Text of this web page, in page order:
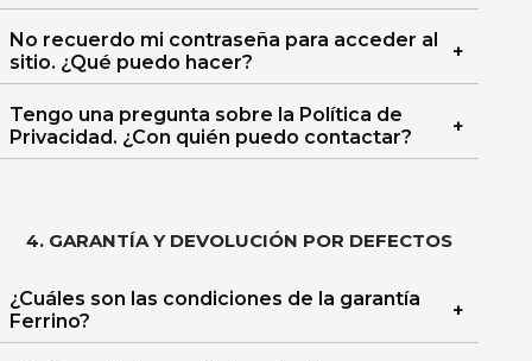
No recuerdo mi contraseña para acceder al
sitio. ¿Qué puedo hacer?
Tengo una pregunta sobre la Política de
Privacidad. ¿Con quién puedo contactar?
4. GARANTÍA Y DEVOLUCIÓN POR DEFECTOS
¿Cuáles son las condiciones de la garantía
Ferrino?